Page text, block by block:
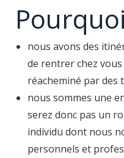
Pourquoi
nous avons des
de rentrer chez
réacheminé par des
nous sommes une
serez donc pas un
individu dont nous
personnels et